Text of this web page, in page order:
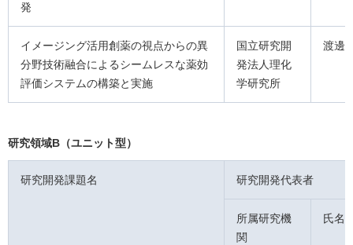
発
イメージング活用創薬の視点からの異
分野技術融合によるシームレスな薬効
評価システムの構築と実施
国立研究開
発法人理化
学研究所
渡邊
研究領域B（ユニット型）
研究開発課題名 研究開発代表者
所属研究機
関
氏名